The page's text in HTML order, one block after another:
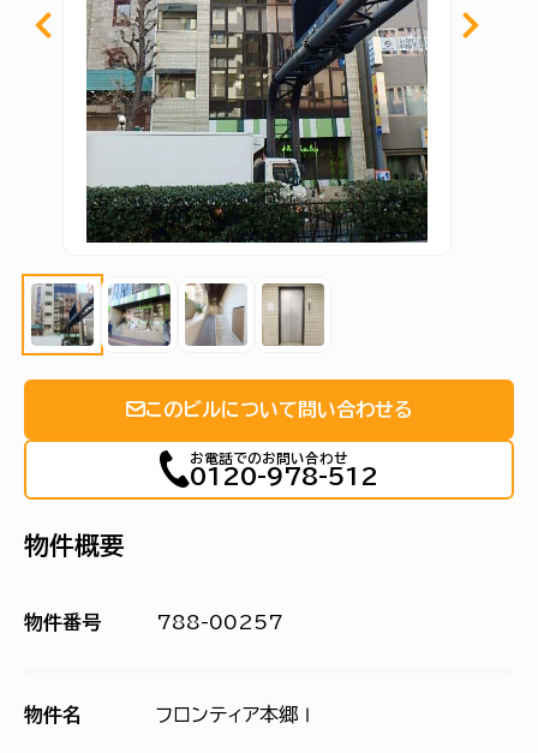
このビルについて問い合わせる
お電話でのお問い合わせ
0120-978-512
物件概要
物件番号 788-00257
物件名 フロンティア本郷Ⅰ